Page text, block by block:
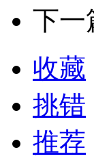
下一
收藏
挑错
推荐